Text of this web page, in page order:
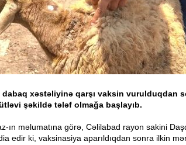
dabaq xəstəliyinə qarşı vaksin vurulduqdan
şəkildə tələf olmağa başlayıb.
ın məlumatına görə, Cəlilabad rayon sakini
edir ki, vaksinasiya aparıldıqdan sonra ilkin